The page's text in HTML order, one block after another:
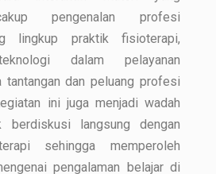
pengenalan profesi
lingkup praktik fisioterapi,
dalam pelayanan
tantangan dan peluang profesi
ini juga menjadi wadah
langsung dengan
sehingga memperoleh
pengalaman belajar di